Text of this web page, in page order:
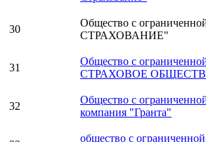
30
Общество с
СТРАХОВАНИЕ"
31
Общество с
СТРАХОВОЕ
32
Общество с
компания "Гранта"
общество с